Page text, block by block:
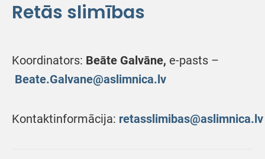
Retās slimības
Koordinators: Beāte Galvāne, e-pasts –
Beate.Galvane@aslimnica.lv
Kontaktinformācija: retasslimibas@aslimnica.lv